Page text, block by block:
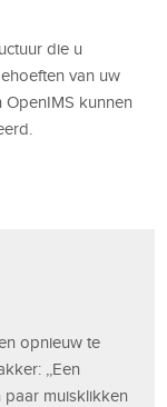
die u
van uw
kunnen
opnieuw te
,,Een
paar muisklikken